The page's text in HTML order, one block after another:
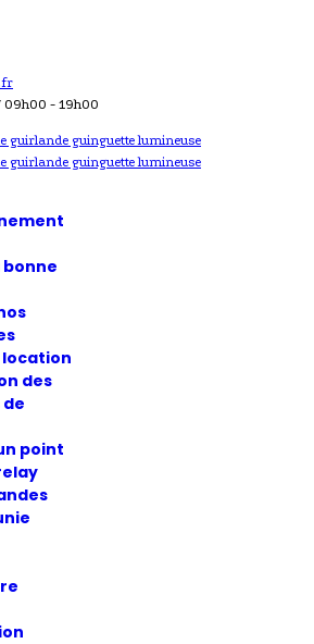
09h00 - 19h00
bonne
location
des
point